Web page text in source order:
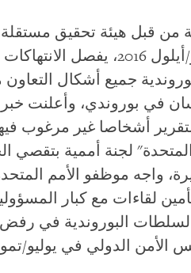
من قبل هيئة تحقيق مستقلة
بوروندي في سبتمبر/أيلول
جميع أشكال
في بوروندي، وأعلنت
التقرير أشخاصا غير
المتحدة" لجنة أممية
واجه موظفو الأمم
لقاءات مع كبار
الدولي في يوليو/